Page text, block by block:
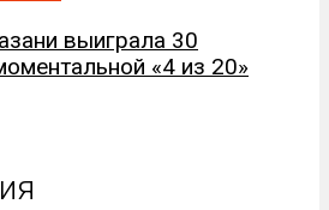
выиграла 30
«4 из 20»